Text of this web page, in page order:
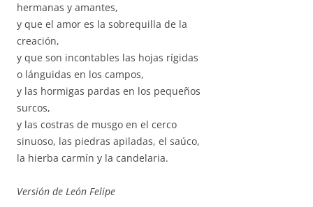
hermanas y amantes,
y que el amor es la sobrequilla de la
creación,
y que son incontables las hojas rígidas
o lánguidas en los campos,
y las hormigas pardas en los pequeños
surcos,
y las costras de musgo en el cerco
sinuoso, las piedras apiladas, el saúco,
la hierba carmín y la candelaria.
Versión de León Felipe